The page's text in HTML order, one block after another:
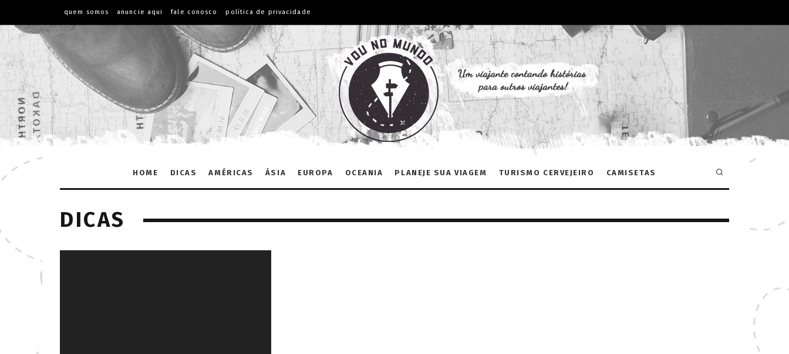
quem somos anuncie aqui fale conosco política de privacidade
HOME DICAS AMÉRICAS ÁSIA EUROPA OCEANIA PLANEJE SUA VIAGEM TURISMO CERVEJEIRO CAMISETAS
DICAS